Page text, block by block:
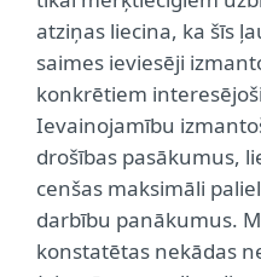
atziņas liecina, ka šīs
saimes ieviesēji
konkrētiem
Ievainojamību
drošības pasākumus,
cenšas maksimāli
darbību panākumus.
konstatētas nekādas